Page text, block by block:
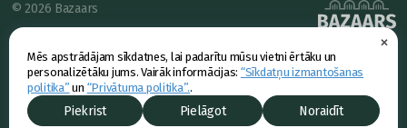
×
Mēs apstrādājam sīkdatnes, lai padarītu mūsu vietni ērtāku un
personalizētāku jums. Vairāk informācijas: “Sīkdatņu izmantošanas
politika” un “Privātuma politika”..
Piekrist Pielāgot Noraidīt
powered by
© 2026 Bazaars
Konfidencialitāte
Piedāvājums